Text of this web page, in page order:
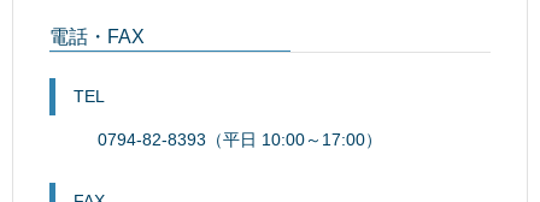
電話・FAX
TEL
0794-82-8393（平日 10:00～17:00）